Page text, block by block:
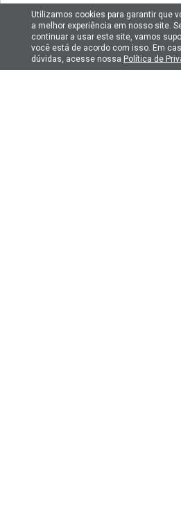
Enviar pergunta
Utilizamos cookies para garantir que
a melhor experiência em nosso site.
continuar a usar este site, vamos
você está de acordo com isso. Em
dúvidas, acesse nossa Política de